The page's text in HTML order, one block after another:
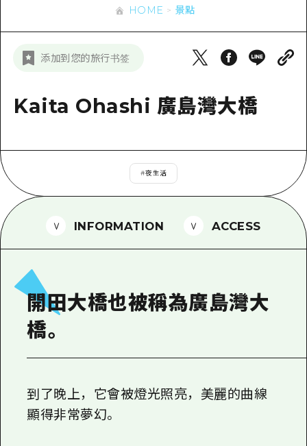
夜晚生活
標準
治癒
宮島周邊
短途旅行
1晚2天
2晚3天
東山口
超值遊覽門票
廣島免費 Wi-Fi
常見問題
新聞
HOME 景點
添加到您的旅行书签
Kaita Ohashi 廣島灣大橋
#夜生活
INFORMATION ACCESS
開田大橋也被稱為廣島灣大
橋。
到了晚上，它會被燈光照亮，美麗的曲線
顯得非常夢幻。